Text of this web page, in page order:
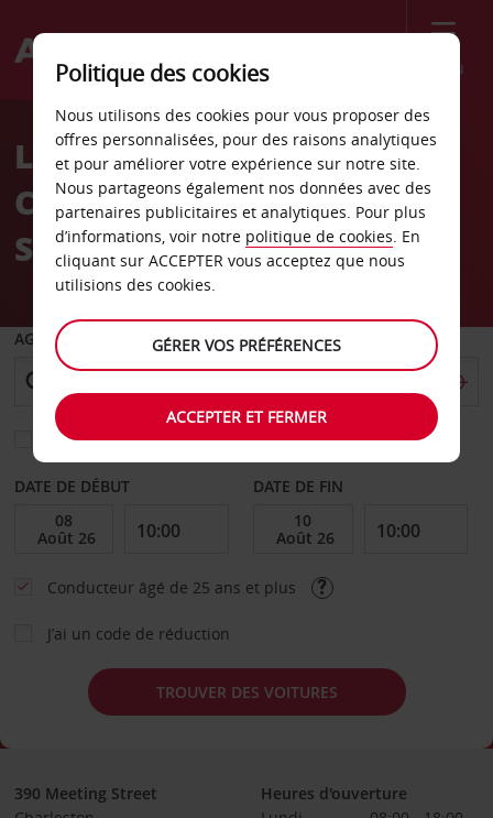
Menu
Welcome
AvisLocation de voiture
Charleston, Caroline du
Sud Sears
AGENCE DE DÉPART
Sélectionnez une autre agence de retour
DATE DE DÉBUT DATE DE FIN
Conducteur âgé de 25 ans et plus
J’ai un code de réduction
TROUVER DES VOITURES
390 Meeting Street
Heures d'ouverture
Politique des cookies
Nous utilisons des cookies pour vous proposer des
offres personnalisées, pour des raisons analytiques
et pour améliorer votre expérience sur notre site.
Nous partageons également nos données avec des
partenaires publicitaires et analytiques. Pour plus
d’informations, voir notre politique de cookies. En
cliquant sur ACCEPTER vous acceptez que nous
utilisions des cookies.
GÉRER VOS PRÉFÉRENCES
ACCEPTER ET FERMER